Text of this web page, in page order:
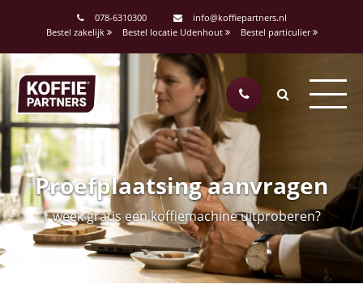
078-6310300
info@koffiepartners.nl
Bestel zakelijk
Bestel locatie Udenhout Bestel particulier
Proefplaatsing aanvragen
1 week gratis een koffiemachine uitproberen?